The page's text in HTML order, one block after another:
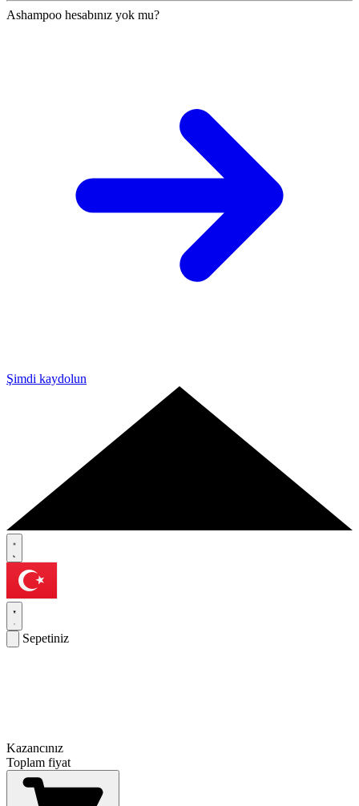
Ashampoo hesabınız yok mu?
Şimdi kaydolun
Sepetiniz
Kazancınız
Toplam fiyat